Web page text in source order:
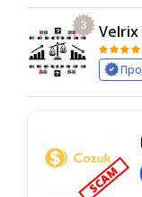
3 Velrix
SCAM